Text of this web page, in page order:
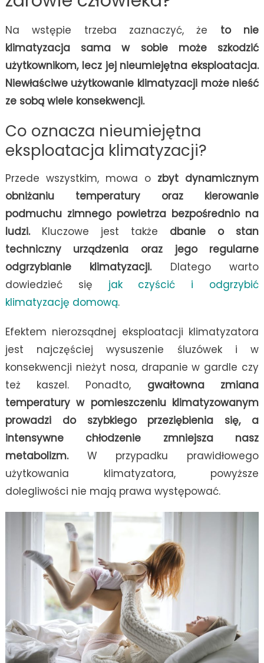
Na wstępie trzeba zaznaczyć, że to nie
klimatyzacja sama w sobie może szkodzić
użytkownikom, lecz jej nieumiejętna eksploatacja.
Niewłaściwe użytkowanie klimatyzacji może nieść
ze sobą wiele konsekwencji.
Co oznacza nieumiejętna
eksploatacja klimatyzacji?
Przede wszystkim, mowa o zbyt dynamicznym
obniżaniu temperatury oraz kierowanie
podmuchu zimnego powietrza bezpośrednio na
ludzi.Kluczowe jest także dbanie o stan
techniczny urządzenia oraz jego regularne
odgrzybianie klimatyzacji. Dlatego warto
dowiedzieć się jak czyścić i odgrzybić
klimatyzację domową.
Efektem nierozsądnej eksploatacji klimatyzatora
jest najczęściej wysuszenie śluzówek i w
konsekwencji nieżyt nosa, drapanie w gardle czy
też kaszel. Ponadto, gwałtowna zmiana
temperatury w pomieszczeniu klimatyzowanym
prowadzi do szybkiego przeziębienia się, a
intensywne chłodzenie zmniejsza nasz
metabolizm.W przypadku prawidłowego
użytkowania klimatyzatora, powyższe
dolegliwości nie mają prawa występować.